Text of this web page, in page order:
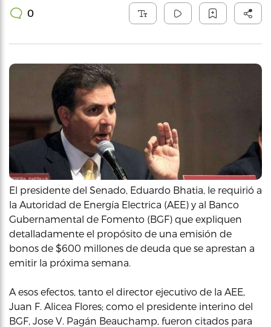
0
El presidente del Senado, Eduardo Bhatia, le requirió a
la Autoridad de Energía Electrica (AEE) y al Banco
Gubernamental de Fomento (BGF) que expliquen
detalladamente el propósito de una emisión de
bonos de $600 millones de deuda que se aprestan a
emitir la próxima semana.
A esos efectos, tanto el director ejecutivo de la AEE,
Juan F. Alicea Flores; como el presidente interino del
BGF, Jose V. Pagán Beauchamp, fueron citados para